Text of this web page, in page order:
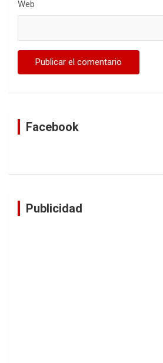
Web
Facebook
Publicidad